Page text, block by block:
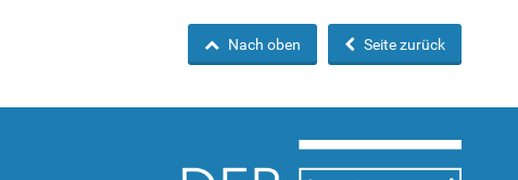
Seite zurück
Nach oben